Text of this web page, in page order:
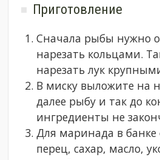
Приготовление
Сначала рыбы нужно
нарезать кольцами.
нарезать лук
В миску выложите на
далее рыбу и так до
ингредиенты не
Для маринада в банке
перец, сахар, масло,